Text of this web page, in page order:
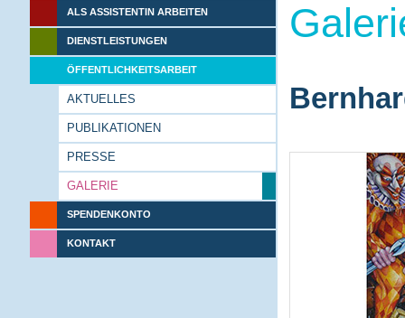
ALS ASSISTENTIN ARBEITEN
DIENSTLEISTUNGEN
ÖFFENTLICHKEITSARBEIT
AKTUELLES
PUBLIKATIONEN
PRESSE
GALERIE
SPENDENKONTO
KONTAKT